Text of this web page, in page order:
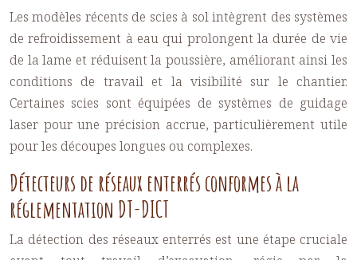
Les modèles récents de scies à sol intègrent des systèmes
de refroidissement à eau qui prolongent la durée de vie
de la lame et réduisent la poussière, améliorant ainsi les
conditions de travail et la visibilité sur le chantier.
Certaines scies sont équipées de systèmes de guidage
laser pour une précision accrue, particulièrement utile
pour les découpes longues ou complexes.
Détecteurs de réseaux enterrés conformes à la
réglementation DT-DICT
La détection des réseaux enterrés est une étape cruciale